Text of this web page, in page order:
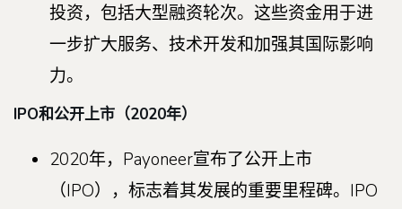
投资，包括大型融资轮次。这些资金用于进
一步扩大服务、技术开发和加强其国际影响
力。
IPO和公开上市（2020年）
2020年，Payoneer宣布了公开上市
（IPO），标志着其发展的重要里程碑。IPO